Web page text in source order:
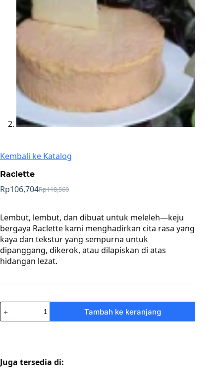
Kembali ke Katalog
Raclette
Rp118,560
Harga
adalah:
Rp118,560.
Rp106,704Harga
ini
adalah:
Rp106,704.
Lembut, lembut, dan dibuat untuk meleleh—keju
bergaya Raclette kami menghadirkan cita rasa yang
kaya dan tekstur yang sempurna untuk
dipanggang, dikerok, atau dilapiskan di atas
hidangan lezat.
Kuantitas
Raclette
Tambah ke keranjang
Juga tersedia di: